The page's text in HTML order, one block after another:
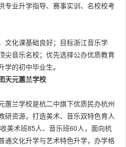
专业升学指导、赛事实训、名校校考
文化课基础良好；目标浙江音乐学
尖音乐名校；优先选择公办优质教育
的初中毕业生。
天元蕙兰学校
蕙兰学校是杭二中旗下优质民办杭州
研资源，打造美术、音乐双特色育人
美术班85人、音乐班60人，面向杭
通文化升学与艺术特色升学，办学格